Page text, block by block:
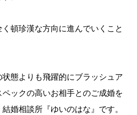
頓珍漢な方向に進んでいくこと
態よりも飛躍的にブラッシュア
ックの高いお相手とのご成婚を
婚相談所『ゆいのはな』です。